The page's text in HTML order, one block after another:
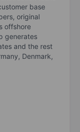
base
original
offshore
generates
and the rest
Denmark,